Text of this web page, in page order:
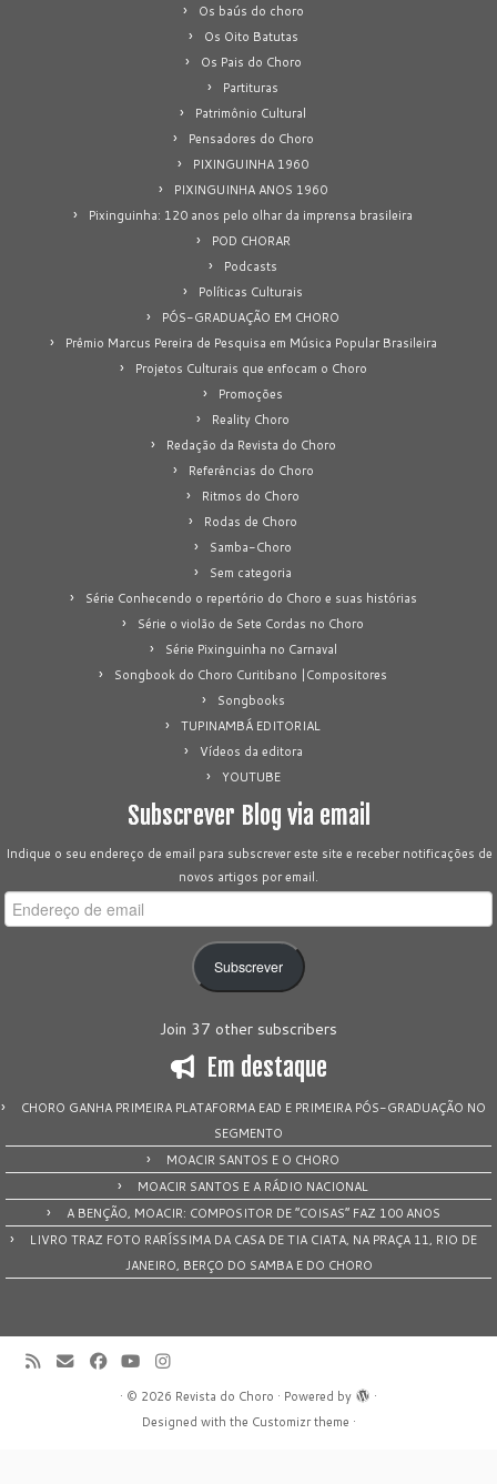
Os baús do choro
Os Oito Batutas
Os Pais do Choro
Partituras
Patrimônio Cultural
Pensadores do Choro
PIXINGUINHA 1960
PIXINGUINHA ANOS 1960
Pixinguinha: 120 anos pelo olhar da imprensa brasileira
POD CHORAR
Podcasts
Políticas Culturais
PÓS-GRADUAÇÃO EM CHORO
Prêmio Marcus Pereira de Pesquisa em Música Popular Brasileira
Projetos Culturais que enfocam o Choro
Promoções
Reality Choro
Redação da Revista do Choro
Referências do Choro
Ritmos do Choro
Rodas de Choro
Samba-Choro
Sem categoria
Série Conhecendo o repertório do Choro e suas histórias
Série o violão de Sete Cordas no Choro
Série Pixinguinha no Carnaval
Songbook do Choro Curitibano |Compositores
Songbooks
TUPINAMBÁ EDITORIAL
Vídeos da editora
YOUTUBE
Subscrever Blog via email
Indique o seu endereço de email para subscrever este site e receber notificações de
novos artigos por email.
Endereço
de
Subscrever
Join 37 other subscribers
Em destaque
CHORO GANHA PRIMEIRA PLATAFORMA EAD E PRIMEIRA PÓS-GRADUAÇÃO NO
SEGMENTO
MOACIR SANTOS E O CHORO
MOACIR SANTOS E A RÁDIO NACIONAL
A BENÇÃO, MOACIR: COMPOSITOR DE “COISAS” FAZ 100 ANOS
LIVRO TRAZ FOTO RARÍSSIMA DA CASA DE TIA CIATA, NA PRAÇA 11, RIO DE
JANEIRO, BERÇO DO SAMBA E DO CHORO
· © 2026 Revista do Choro · Powered by
·
Designed with the Customizr theme ·